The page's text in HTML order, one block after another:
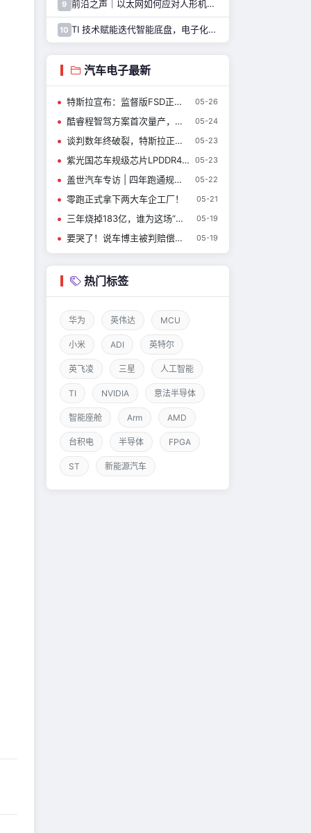
9 前沿之声｜以太网如何应对人形机器人通信挑战—— TI 以太网产品系列助力解决
10 TI 技术赋能迭代智能底盘，电子化重构整车行驶逻辑与驾乘体验
汽车电子最新
特斯拉宣布：监督版FSD正式进入中国 05-26
酷睿程智驾方案首次量产，地平线与大众汽车集团迈入成果落地阶段 05-24
谈判数年终破裂，特斯拉正式放弃印度建厂计划 05-23
紫光国芯车规级芯片LPDDR4/4X荣获AEIF“汽车电子 • 2026年度金芯奖” 05-23
盖世汽车专访 | 四年跑通规模化商业落地，仁芯科技凭什么突围？ 05-22
零跑正式拿下两大车企工厂！ 05-21
三年烧掉183亿，谁为这场“低价冲锋”买单？ 05-19
要哭了！说车博主被判赔偿比亚迪200万 05-19
热门标签
华为 英伟达 MCU
小米 ADI 英特尔
英飞凌 三星 人工智能
TI NVIDIA 意法半导体
智能座舱 Arm AMD
台积电 半导体 FPGA
ST 新能源汽车